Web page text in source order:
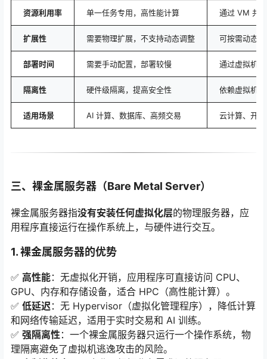
资源利用率 单一任务专用，高性能计算 通过 VM 共
扩展性 需要物理扩展，不支持动态调整 可按需动态
部署时间 需要手动配置，部署较慢 通过虚拟机
隔离性 硬件级隔离，提高安全性 依赖虚拟机
适用场景 AI 计算、数据库、高频交易 云计算、开
三、裸金属服务器（Bare Metal Server）
裸金属服务器指没有安装任何虚拟化层的物理服务器，应
用程序直接运行在操作系统上，与硬件进行交互。
1. 裸金属服务器的优势
✅ 高性能：无虚拟化开销，应用程序可直接访问 CPU、
GPU、内存和存储设备，适合 HPC（高性能计算）。
✅ 低延迟：无 Hypervisor（虚拟化管理程序），降低计算
和网络传输延迟，适用于实时交易和 AI 训练。
✅ 强隔离性：一个裸金属服务器只运行一个操作系统，物
理隔离避免了虚拟机逃逸攻击的风险。